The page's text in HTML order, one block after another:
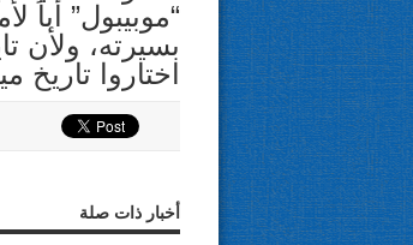
“موبيبول” أباً
بسيرته، ولأن
اختاروا تاريخ
أخبار ذات صلة